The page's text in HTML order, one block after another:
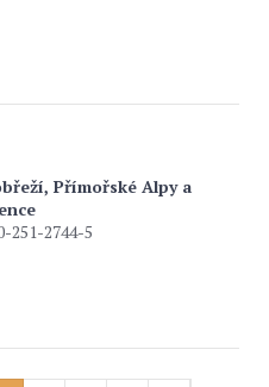
Přímořské Alpy a
251-2744-5